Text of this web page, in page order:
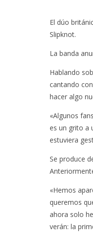
El dúo
Slipknot.
La banda
Hablando
cantando
hacer algo
«Algunos
es un grito a
estuviera
Se produce
«Hemos
queremos
ahora solo
verán: la